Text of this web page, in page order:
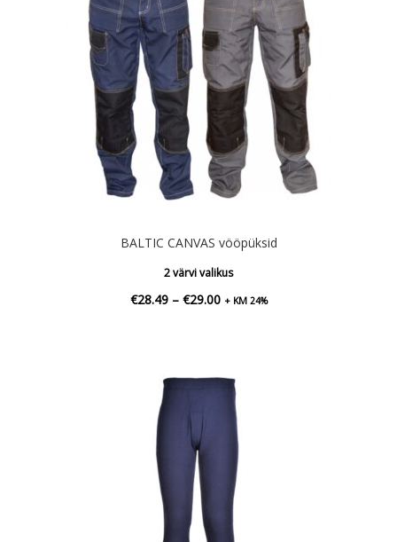
BALTIC CANVAS vööpüksid
2 värvi valikus
€28.49 – €29.00Hinnavahemik:
€29.00
+ KM 24%